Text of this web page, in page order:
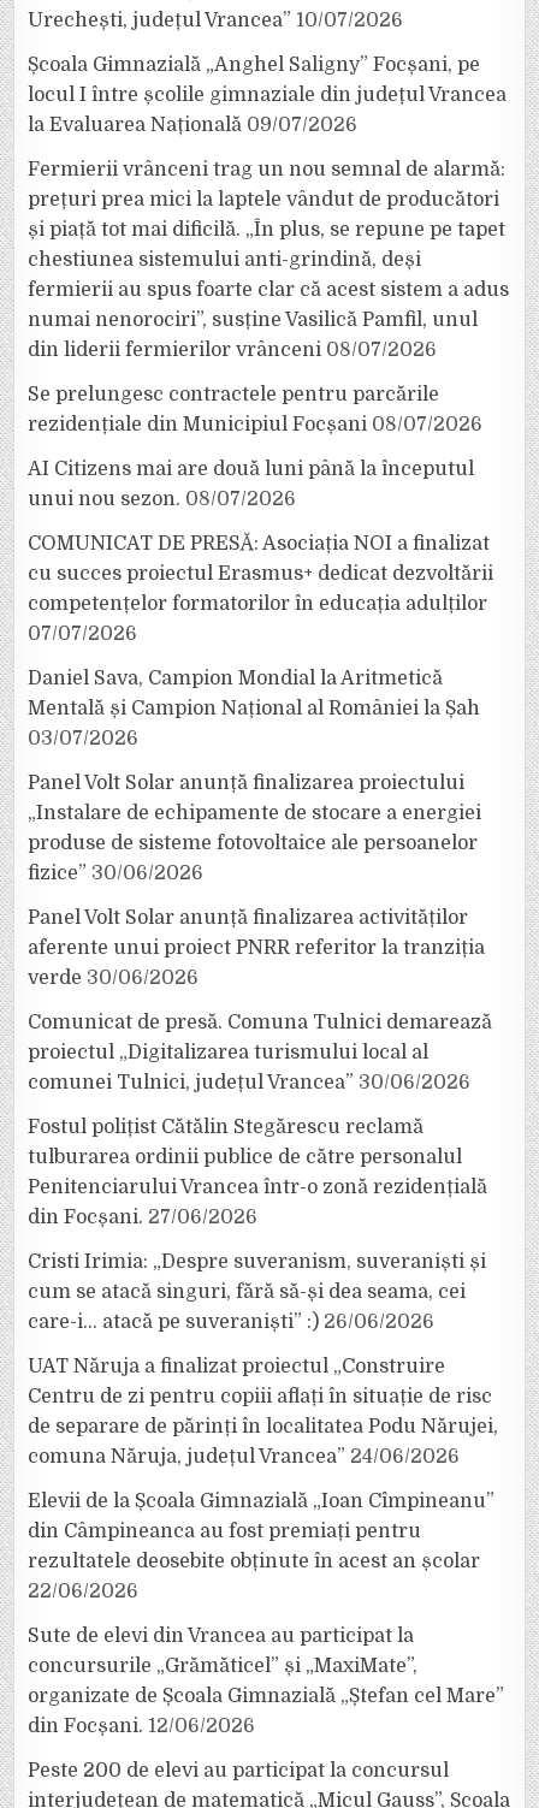
Urechești, județul Vrancea” 10/07/2026
Școala Gimnazială „Anghel Saligny” Focșani, pe
locul I între școlile gimnaziale din județul Vrancea
la Evaluarea Națională 09/07/2026
Fermierii vrânceni trag un nou semnal de alarmă:
prețuri prea mici la laptele vândut de producători
și piață tot mai dificilă. „În plus, se repune pe tapet
chestiunea sistemului anti-grindină, deși
fermierii au spus foarte clar că acest sistem a adus
numai nenorociri”, susține Vasilică Pamfil, unul
din liderii fermierilor vrânceni 08/07/2026
Se prelungesc contractele pentru parcările
rezidențiale din Municipiul Focșani 08/07/2026
AI Citizens mai are două luni până la începutul
unui nou sezon. 08/07/2026
COMUNICAT DE PRESĂ: Asociația NOI a finalizat
cu succes proiectul Erasmus+ dedicat dezvoltării
competențelor formatorilor în educația adulților
07/07/2026
Daniel Sava, Campion Mondial la Aritmetică
Mentală și Campion Național al României la Șah
03/07/2026
Panel Volt Solar anunță finalizarea proiectului
„Instalare de echipamente de stocare a energiei
produse de sisteme fotovoltaice ale persoanelor
fizice” 30/06/2026
Panel Volt Solar anunță finalizarea activităților
aferente unui proiect PNRR referitor la tranziția
verde 30/06/2026
Comunicat de presă. Comuna Tulnici demarează
proiectul „Digitalizarea turismului local al
comunei Tulnici, județul Vrancea” 30/06/2026
Fostul polițist Cătălin Stegărescu reclamă
tulburarea ordinii publice de către personalul
Penitenciarului Vrancea într-o zonă rezidențială
din Focșani. 27/06/2026
Cristi Irimia: „Despre suveranism, suveraniști și
cum se atacă singuri, fără să-și dea seama, cei
care-i… atacă pe suveraniști” :) 26/06/2026
UAT Năruja a finalizat proiectul „Construire
Centru de zi pentru copiii aflați în situație de risc
de separare de părinți în localitatea Podu Nărujei,
comuna Năruja, județul Vrancea” 24/06/2026
Elevii de la Școala Gimnazială „Ioan Cîmpineanu”
din Câmpineanca au fost premiați pentru
rezultatele deosebite obținute în acest an școlar
22/06/2026
Sute de elevi din Vrancea au participat la
concursurile „Grămăticel” și „MaxiMate”,
organizate de Școala Gimnazială „Ștefan cel Mare”
din Focșani. 12/06/2026
Peste 200 de elevi au participat la concursul
interjudețean de matematică „Micul Gauss”, Școala